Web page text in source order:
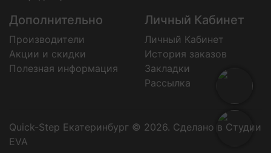
Дополнительно
Производители
Акции и скидки
Полезная информация
Личный Кабинет
Личный Кабинет
История заказов
Закладки
Рассылка
Quick-Step Екатеринбург © 2026. Сделано в Студии
EVA